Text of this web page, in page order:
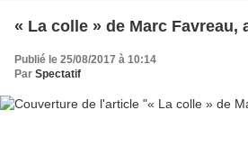
« La colle » de Marc Favreau,
Publié le 25/08/2017 à 10:14
Par Spectatif